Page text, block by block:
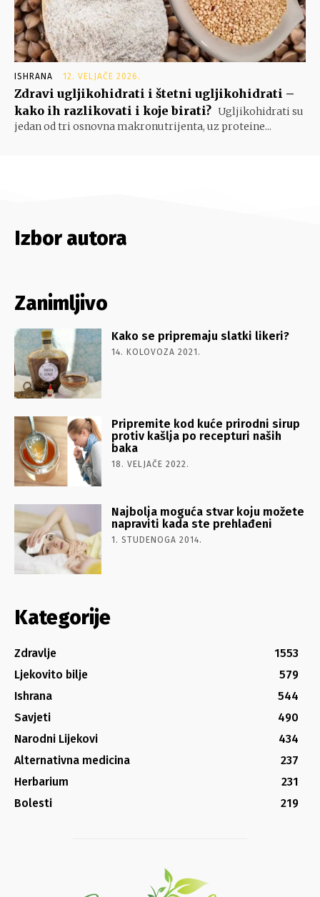
ISHRANA 12. VELJAČE 2026.
Zdravi ugljikohidrati i štetni ugljikohidrati –
kako ih razlikovati i koje birati? Ugljikohidrati su
jedan od tri osnovna makronutrijenta, uz proteine...
Izbor autora
Zanimljivo
Kako se pripremaju slatki likeri?
14. KOLOVOZA 2021.
Pripremite kod kuće prirodni sirup
protiv kašlja po recepturi naših
baka
18. VELJAČE 2022.
Najbolja moguća stvar koju možete
napraviti kada ste prehlađeni
1. STUDENOGA 2014.
Kategorije
Zdravlje
1553
Ljekovito bilje
579
Ishrana
544
Savjeti
490
Narodni Lijekovi
434
Alternativna medicina
237
Herbarium
231
Bolesti
219